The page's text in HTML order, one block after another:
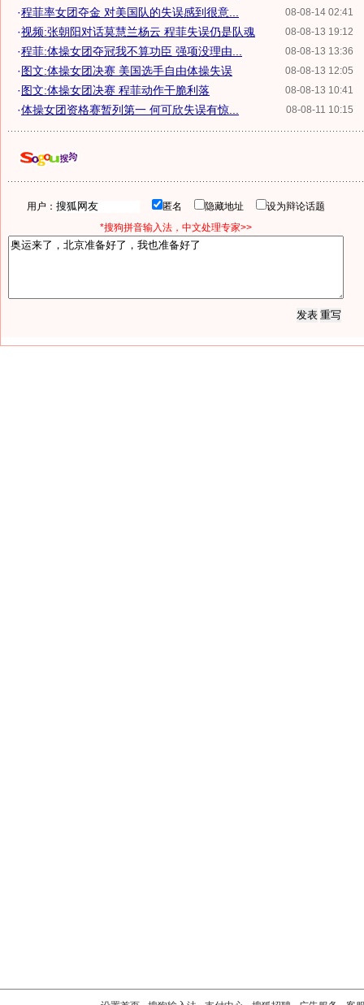
08-08-14 02:41
·程菲率女团夺金 对美国队的失误感到很意...
08-08-13 19:12
·视频:张朝阳对话莫慧兰杨云 程菲失误仍是队魂
08-08-13 13:36
·程菲:体操女团夺冠我不算功臣 强项没理由...
08-08-13 12:05
·图文:体操女团决赛 美国选手自由体操失误
08-08-13 10:41
·图文:体操女团决赛 程菲动作干脆利落
08-08-11 10:15
·体操女团资格赛暂列第一 何可欣失误有惊...
用户： 匿名 隐藏地址
设为辩论话题
*搜狗拼音输入法，中文处理专家>>